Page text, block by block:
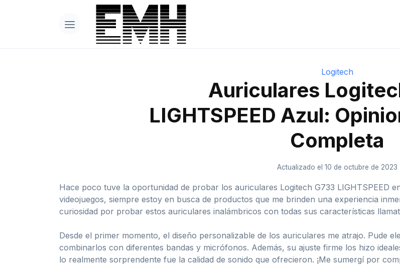
Logitech
Auriculares
LIGHTSPEED Azul:
Completa
Actualizado el 10 de octubre de 2023
Hace poco tuve la oportunidad de probar los auriculares Logitech G733 LIGHTSPEED
videojuegos, siempre estoy en busca de productos que me brinden una experiencia
curiosidad por probar estos auriculares inalámbricos con todas sus características
Desde el primer momento, el diseño personalizable de los auriculares me atrajo. Pude
combinarlos con diferentes bandas y micrófonos. Además, su ajuste firme los hizo
lo realmente sorprendente fue la calidad de sonido que ofrecieron. ¡Me sumergí por